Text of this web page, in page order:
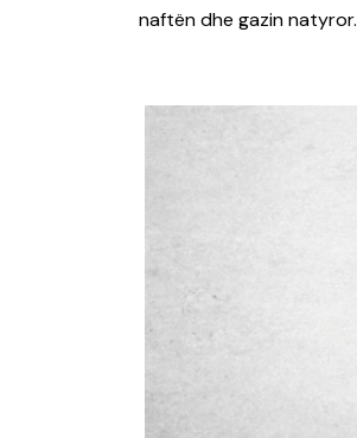
naftën dhe gazin natyror.